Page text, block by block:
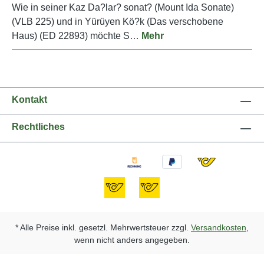
Wie in seiner Kaz Da?lar? sonat? (Mount Ida Sonate)
(VLB 225) und in Yürüyen Kö?k (Das verschobene
Haus) (ED 22893) möchte S… Mehr
Kontakt
Rechtliches
* Alle Preise inkl. gesetzl. Mehrwertsteuer zzgl. Versandkosten
wenn nicht anders angegeben.